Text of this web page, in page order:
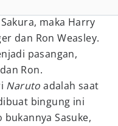
maka Harry
dan Ron Weasley.
pasangan,
Ron.
Naruto adalah saat
bingung ini
Sasuke,